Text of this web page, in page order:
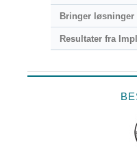
Bringer
Resultater fra